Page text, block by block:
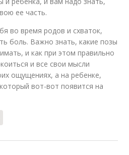
ее часть.
во время родов и схваток,
боль. Важно знать, какие позы
и как при этом правильно
и все свои мысли
ощущениях, а на ребенке,
вот-вот появится на